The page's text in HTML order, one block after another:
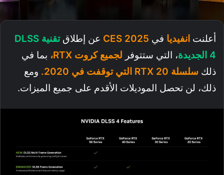
أعلنت انفيديا في CES 2025 عن إطلاق
تقنية DLSS
4 الجديدة
، التي ستتوفر لجميع كروت RTX،
بما في
ذلك سلسلة RTX 20 التي توقفت في 2020.
ومع
ذلك، لن تحصل الموديلات الأقدم على جميع الميزات.